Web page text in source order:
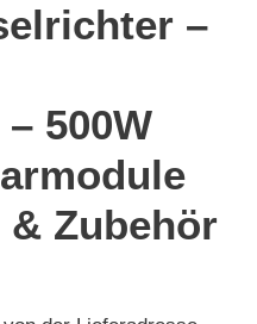
–
500W
Zubehör